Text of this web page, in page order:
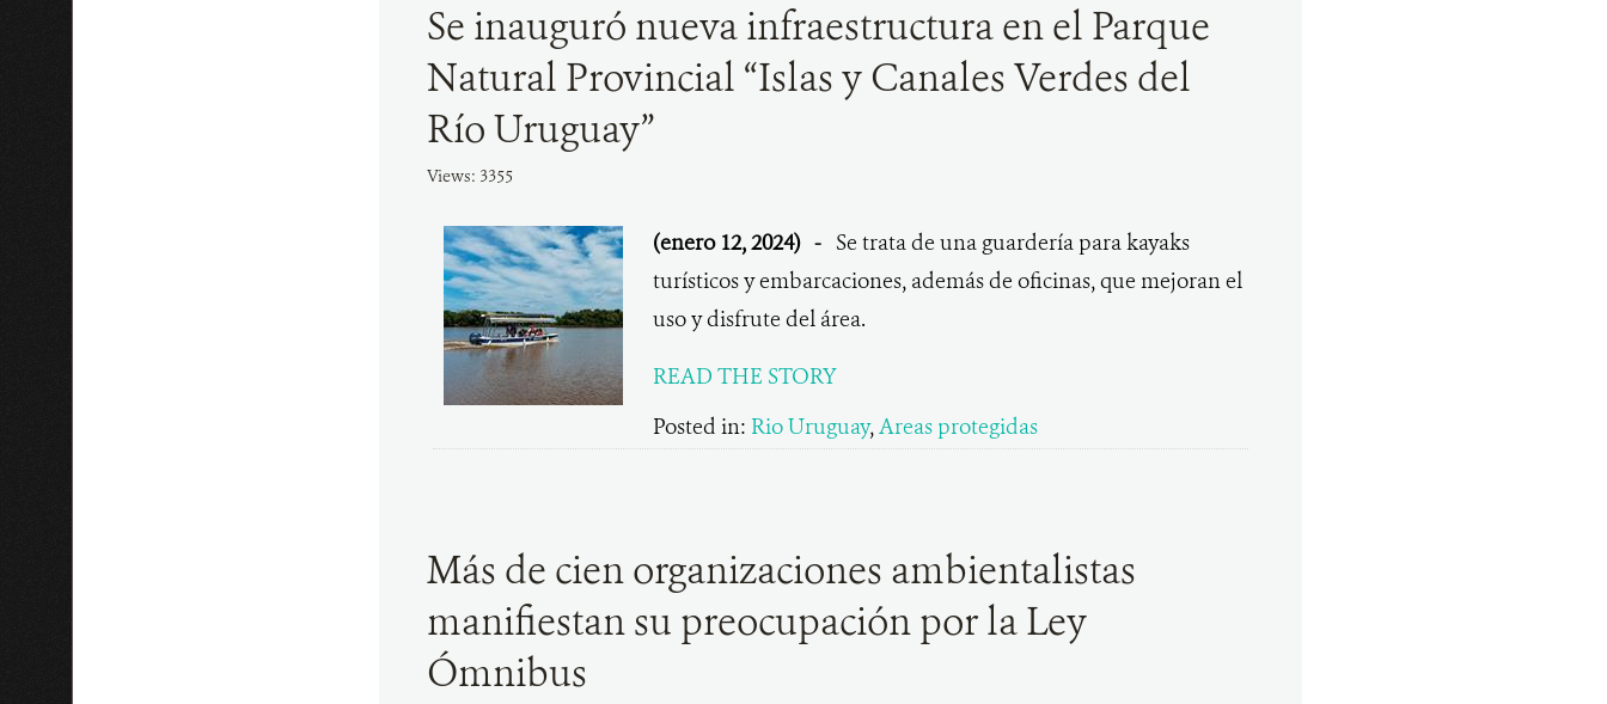
Se inauguró nueva infraestructura en el Parque
Natural Provincial “Islas y Canales Verdes del
Río Uruguay”
Views: 3355
(enero 12, 2024) - Se trata de una guardería para kayaks
turísticos y embarcaciones, además de oficinas, que mejoran el
uso y disfrute del área.
READ THE STORY
Posted in: Rio Uruguay,Areas protegidas
Más de cien organizaciones ambientalistas
manifiestan su preocupación por la Ley
Ómnibus